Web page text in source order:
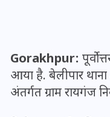
Gorakhpur:
आया है. बेलीपार थाना
अंतर्गत ग्राम रायगंज
2025:
पर बंपर
जानें